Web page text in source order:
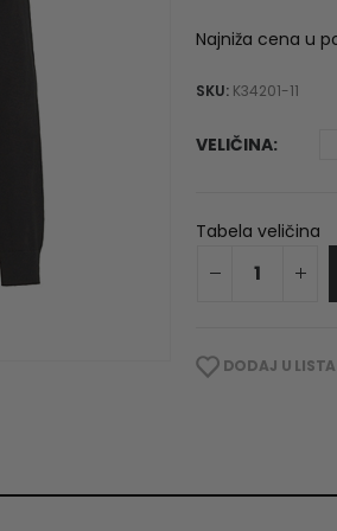
Najniža cena u
SKU: K34201-11
VELIČINA
Tabela veličina
DODAJ U LISTA